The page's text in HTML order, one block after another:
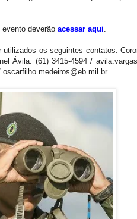
deverão acessar aqui
os seguintes contatos:
Ávila: (61) 3415-4594 /